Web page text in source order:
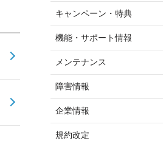
キャンペーン・特典
機能・サポート情報
メンテナンス
障害情報
企業情報
規約改定